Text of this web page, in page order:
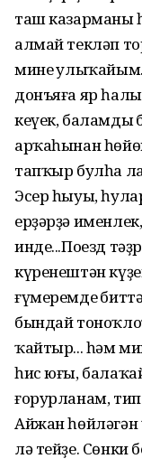
таш казарманың
алмай текләп
минең
донъяға яр
кеүек,
арҡаһынан
тапҡыр булһа
Эсер һыуы,
ерҙәрҙә
инде...Поезд
күренештән
ғүмеремдең
бындай
ҡайтыр... һәм
һис юғы,
ғорурланам,
Айжан һөйләгән
лә тейҙе. Сөнки